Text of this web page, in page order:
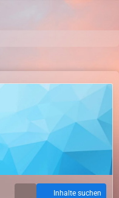
Inhalte suchen